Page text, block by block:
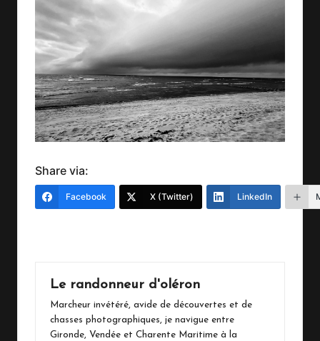
Share via:
Facebook X (Twitter) LinkedIn
Le randonneur d'oléron
Marcheur invétéré, avide de découvertes et de
chasses photographiques, je navigue entre
Gironde, Vendée et Charente Maritime à la